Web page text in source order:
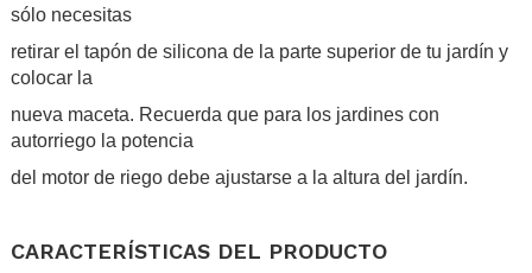
sólo necesitas
retirar el tapón de silicona de la parte superior de tu jardín y
colocar la
nueva maceta. Recuerda que para los jardines con
autorriego la potencia
del motor de riego debe ajustarse a la altura del jardín.
CARACTERÍSTICAS DEL PRODUCTO